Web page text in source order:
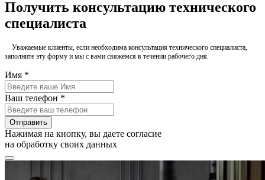
Получить консультацию технического
специалиста
Уважаемые клиенты, если необходима консультация технического специалиста,
заполните эту форму и мы с вами свяжемся в течении рабочего дня.
Имя *
Ваш телефон *
Отправить
Нажимая на кнопку, вы даете согласие
на обработку своих данных